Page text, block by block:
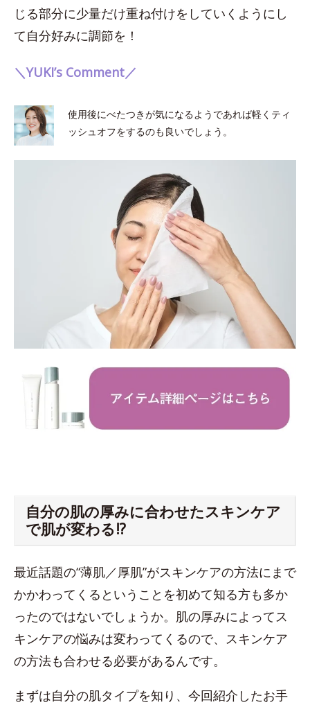
じる部分に少量だけ重ね付けをしていくようにし
て自分好みに調節を！
＼YUKI’s Comment／
使用後にべたつきが気になるようであれば軽くティ
ッシュオフをするのも良いでしょう。
自分の肌の厚みに合わせたスキンケア
で肌が変わる!?
最近話題の“薄肌／厚肌”がスキンケアの方法にまで
かかわってくるということを初めて知る方も多か
ったのではないでしょうか。肌の厚みによってス
キンケアの悩みは変わってくるので、スキンケア
の方法も合わせる必要があるんです。
まずは自分の肌タイプを知り、今回紹介したお手